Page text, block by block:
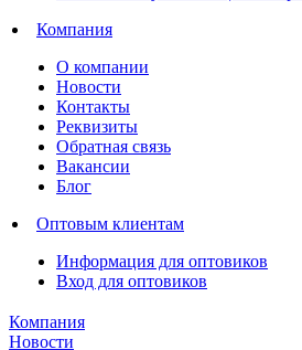
Компания
О компании
Новости
Контакты
Реквизиты
Обратная связь
Вакансии
Блог
Оптовым клиентам
Информация для оптовиков
Вход для оптовиков
Компания
Новости